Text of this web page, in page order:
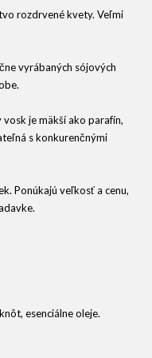
rozdrvené kvety. Veľmi
vyrábaných sójových
je mäkší ako parafín,
s konkurenčnými
Ponúkajú veľkosť a cenu,
esenciálne oleje.